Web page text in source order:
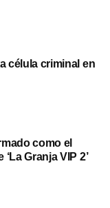
célula criminal en
como el
Granja VIP 2’